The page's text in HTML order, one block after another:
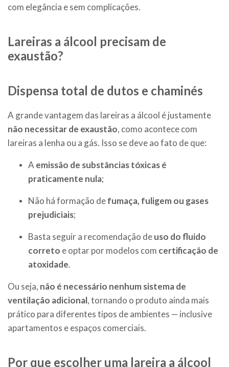
com elegância e sem complicações.
Lareiras a álcool precisam de
exaustão?
Dispensa total de dutos e chaminés
A grande vantagem das lareiras a álcool é justamente
não necessitar de exaustão, como acontece com
lareiras a lenha ou a gás. Isso se deve ao fato de que:
A emissão de substâncias tóxicas é
praticamente nula;
Não há formação defumaça, fuligem ou gases
prejudiciais;
Basta seguir a recomendação deuso do fluido
correto e optar por modelos com certificação de
atoxidade.
Ou seja, não é necessário nenhum sistema de
ventilação adicional, tornando o produto ainda mais
prático para diferentes tipos de ambientes — inclusive
apartamentos e espaços comerciais.
Por que escolher uma lareira a álcool